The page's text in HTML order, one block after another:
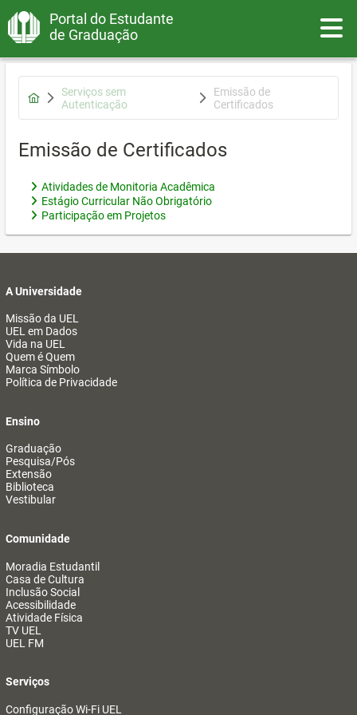
Portal do Estudante
de Graduação
Serviços sem
Autenticação
Emissão de
Certificados
Emissão de Certificados
Atividades de Monitoria Acadêmica
Estágio Curricular Não Obrigatório
Participação em Projetos
A Universidade
Missão da UEL
UEL em Dados
Vida na UEL
Quem é Quem
Marca Símbolo
Política de Privacidade
Ensino
Graduação
Pesquisa/Pós
Extensão
Biblioteca
Vestibular
Comunidade
Moradia Estudantil
Casa de Cultura
Inclusão Social
Acessibilidade
Atividade Física
TV UEL
UEL FM
Serviços
Configuração Wi-Fi UEL